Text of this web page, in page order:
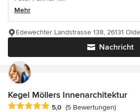
Mehr
Nachricht
Edewechter Landstrasse 138, 26131
Kegel Möllers Innenarchitektur
Durchschnittliche Bewertung: 5 von 5
5,0 (5 Bewertungen)